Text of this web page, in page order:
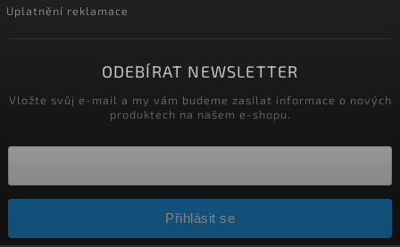
Uplatnění reklamace
ODEBÍRAT NEWSLETTER
Vložte svůj e-mail a my vám budeme zasílat informace o nových
produktech na našem e-shopu.
Přihlásit se